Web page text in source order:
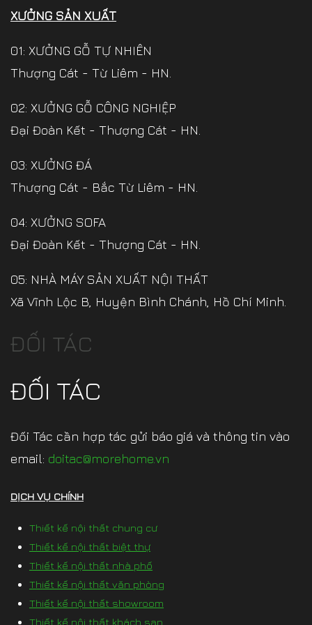
XƯỞNG SẢN XUẤT
01: XƯỞNG GỖ TỰ NHIÊN
Thượng Cát - Từ Liêm - HN.
02: XƯỞNG GỖ CÔNG NGHIỆP
Đại Đoàn Kết - Thượng Cát - HN.
03: XƯỞNG ĐÁ
Thượng Cát - Bắc Từ Liêm - HN.
04: XƯỞNG SOFA
Đại Đoàn Kết - Thượng Cát - HN.
05: NHÀ MÁY SẢN XUẤT NỘI THẤT
Xã Vĩnh Lộc B, Huyện Bình Chánh, Hồ Chí Minh.
ĐỐI TÁC
ĐỐI TÁC
Đối Tác cần hợp tác gửi báo giá và thông tin vào
email: doitac@morehome.vn
DỊCH VỤ CHÍNH
Thiết kế nội thất chung cư
Thiết kế nội thất biệt thự
Thiết kế nội thất nhà phố
Thiết kế nội thất văn phòng
Thiết kế nội thất showroom
Thiết kế nội thất khách sạn